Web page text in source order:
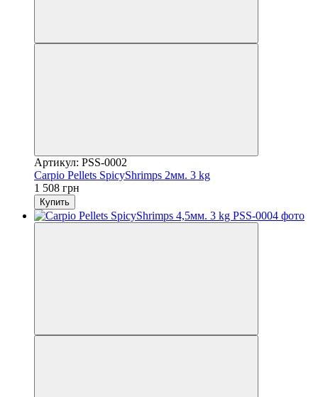
Артикул: PSS-0002
Carpio Pellets SpicyShrimps 2мм. 3 kg
1 508 грн
Купить